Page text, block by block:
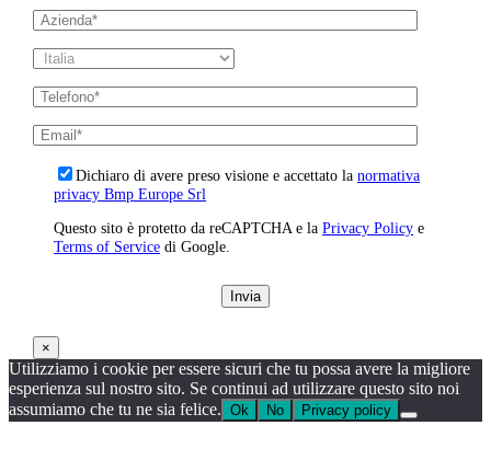
Dichiaro di avere preso visione e accettato lanormativa
privacy Bmp Europe Srl
Questo sito è protetto da reCAPTCHA e laPrivacy Policy e
Terms of Service di Google.
×
Utilizziamo i cookie per essere sicuri che tu possa avere la migliore
esperienza sul nostro sito. Se continui ad utilizzare questo sito noi
assumiamo che tu ne sia felice. Ok No Privacy policy